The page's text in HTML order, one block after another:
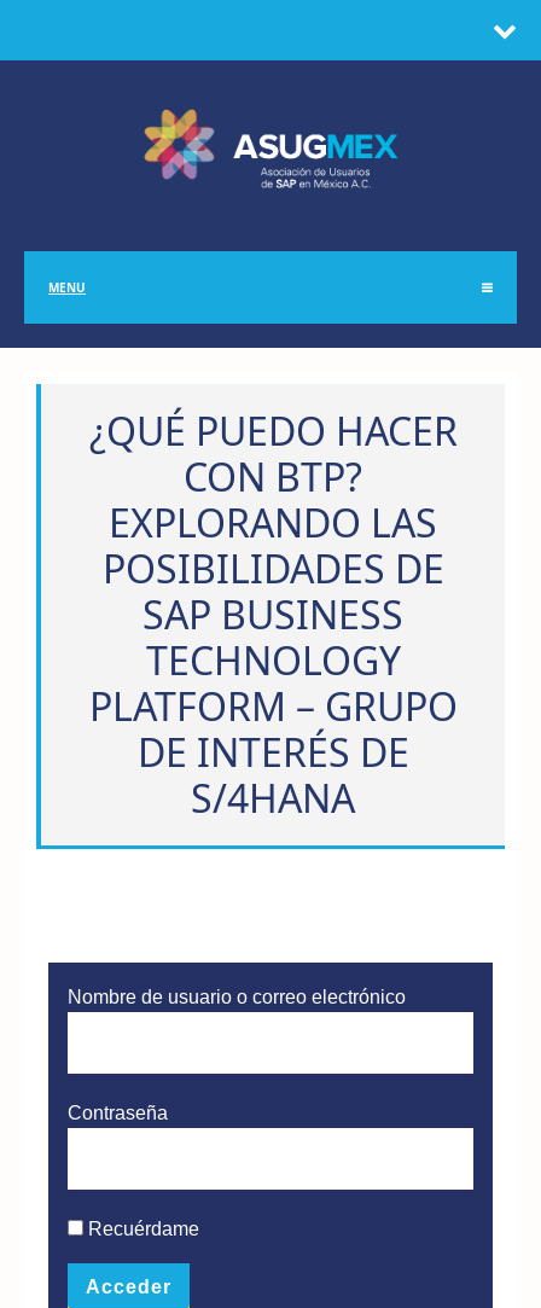
MENU
¿QUÉ PUEDO HACER
CON BTP?
EXPLORANDO LAS
POSIBILIDADES DE
SAP BUSINESS
TECHNOLOGY
PLATFORM – GRUPO
DE INTERÉS DE
S/4HANA
Nombre de usuario o correo electrónico
Contraseña
Recuérdame